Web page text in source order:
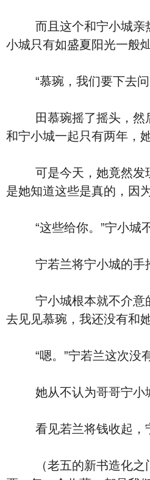
而且这个和宁小城亲热
小城只有如盛夏阳光一般
“慕琬，我们要下去问
田慕琬摇了摇头，然后
和宁小城一起只有两年，
可是今天，她竟然发现
是她知道这些是真的，因
“这些给你。”宁小城不
宁若兰将宁小城的手推
宁小城根本就不介意的
去见见慕琬，我还没有和
“嗯。”宁若兰这次没有
她从不认为哥哥宁小城
看见若兰将钱收起，宁
（老五的新书造化之门